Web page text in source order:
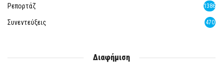
Ρεπορτάζ 1386
Συνεντεύξεις 470
Διαφήμιση